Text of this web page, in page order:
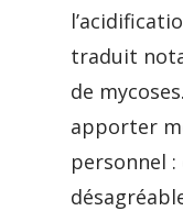
traduit
de
apporter
personnel :